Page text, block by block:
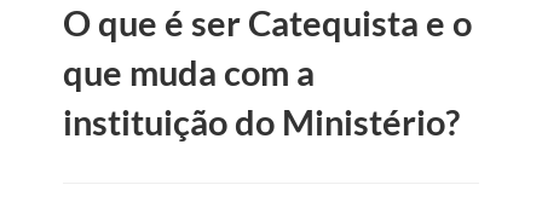
O que é ser Catequista e o
que muda com a
instituição do Ministério?